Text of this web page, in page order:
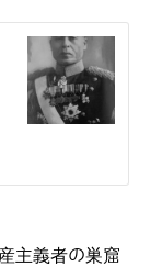
主義者の巣窟